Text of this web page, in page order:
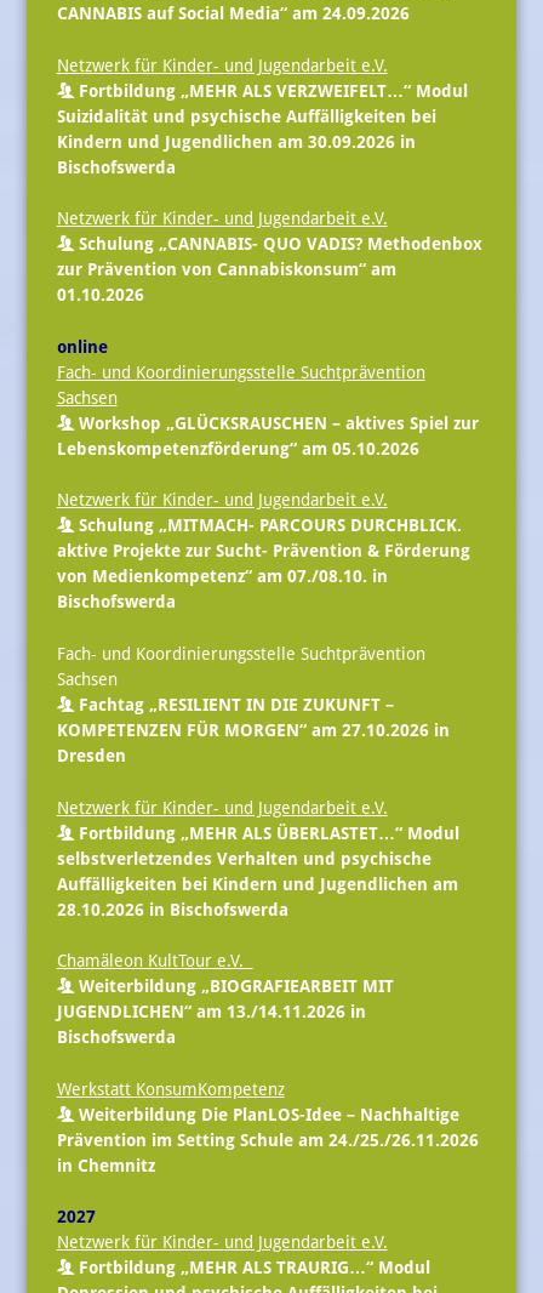
CANNABIS auf Social Media“ am 24.09.2026
Netzwerk für Kinder- und Jugendarbeit e.V.
Fortbildung „MEHR ALS VERZWEIFELT…“ Modul
Suizidalität und psychische Auffälligkeiten bei
Kindern und Jugendlichen am 30.09.2026 in
Bischofswerda
Netzwerk für Kinder- und Jugendarbeit e.V.
Schulung „CANNABIS- QUO VADIS? Methodenbox
zur Prävention von Cannabiskonsum“ am
01.10.2026
online
Fach- und Koordinierungsstelle Suchtprävention
Sachsen
Workshop „GLÜCKSRAUSCHEN – aktives Spiel zur
Lebenskompetenzförderung“ am 05.10.2026
Netzwerk für Kinder- und Jugendarbeit e.V.
Schulung „MITMACH- PARCOURS DURCHBLICK.
aktive Projekte zur Sucht- Prävention & Förderung
von Medienkompetenz“ am 07./08.10. in
Bischofswerda
Fach- und Koordinierungsstelle Suchtprävention
Sachsen
Fachtag „RESILIENT IN DIE ZUKUNFT –
KOMPETENZEN FÜR MORGEN“ am 27.10.2026 in
Dresden
Netzwerk für Kinder- und Jugendarbeit e.V.
Fortbildung „MEHR ALS ÜBERLASTET…“ Modul
selbstverletzendes Verhalten und psychische
Auffälligkeiten bei Kindern und Jugendlichen am
28.10.2026 in Bischofswerda
Chamäleon KultTour e.V.
Weiterbildung „BIOGRAFIEARBEIT MIT
JUGENDLICHEN“ am 13./14.11.2026 in
Bischofswerda
Werkstatt KonsumKompetenz
Weiterbildung Die PlanLOS-Idee – Nachhaltige
Prävention im Setting Schule am 24./25./26.11.2026
in Chemnitz
2027
Netzwerk für Kinder- und Jugendarbeit e.V.
Fortbildung „MEHR ALS TRAURIG…“ Modul